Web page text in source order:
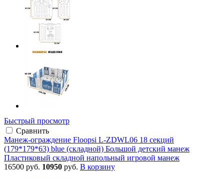
Быстрый просмотр
Сравнить
Манеж-ограждение Floopsi L-ZDWL06 18 секций
(179*179*63) blue (складной) Большой детский манеж
Пластиковый складной напольный игровой манеж
16500 руб. 10950 руб. В корзину